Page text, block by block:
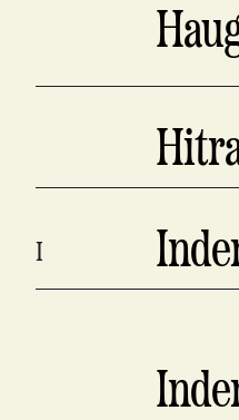
I